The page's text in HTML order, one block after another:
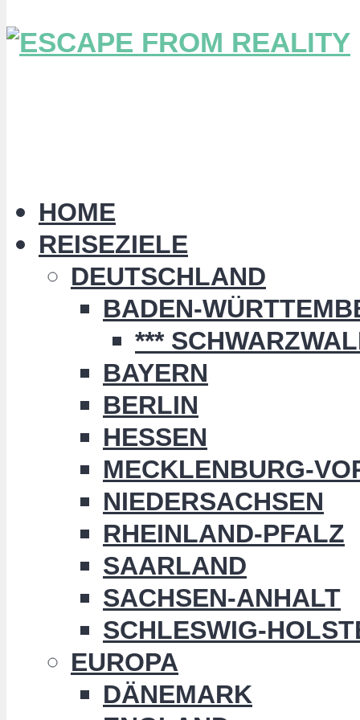
HOME
REISEZIELE
DEUTSCHLAND
BADEN-
***
BAYERN
BERLIN
HESSEN
MECKLENBURG-
NIEDERSACHSEN
RHEINLAND-PFALZ
SAARLAND
SACHSEN-ANHALT
SCHLESWIG-
EUROPA
DÄNEMARK